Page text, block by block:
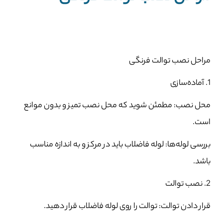
مراحل نصب توالت فرنگی
1. آماده‌سازی
محل نصب: مطمئن شوید که محل نصب تمیز و بدون موانع
است.
بررسی لوله‌ها: لوله فاضلاب باید در مرکز و به اندازه مناسب
باشد.
2. نصب توالت
قرار دادن توالت: توالت را روی لوله فاضلاب قرار دهید.